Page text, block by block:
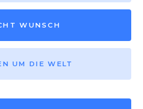
WUNSCH
UM DIE WELT